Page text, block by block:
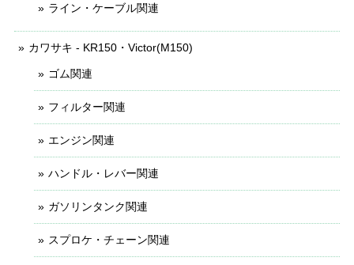
ライン・ケーブル関連
カワサキ - KR150・Victor(M150)
ゴム関連
フィルター関連
エンジン関連
ハンドル・レバー関連
ガソリンタンク関連
スプロケ・チェーン関連